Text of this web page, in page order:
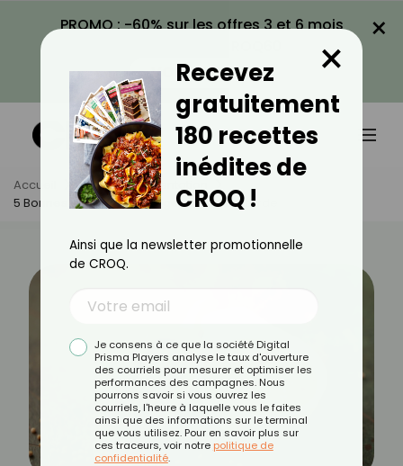
PROMO : -60% sur les offres 3 et 6 mois
VOIR LA PROMO
×
Accueil Actus
Alimentation
5 Bonnes Raisons De Manger De La Moutarde
Recevez
gratuitement
180 recettes
inédites de
CROQ !
×
Ainsi que la newsletter promotionnelle
de CROQ.
Je consens à ce que la société Digital
Prisma Players analyse le taux d'ouverture
des courriels pour mesurer et optimiser les
performances des campagnes. Nous
pourrons savoir si vous ouvrez les
courriels, l'heure à laquelle vous le faites
ainsi que des informations sur le terminal
que vous utilisez. Pour en savoir plus sur
ces traceurs, voir notre politique de
confidentialité.